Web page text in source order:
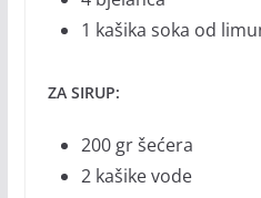
1 kašika soka od
ZA SIRUP:
200 gr šećera
2 kašike vode